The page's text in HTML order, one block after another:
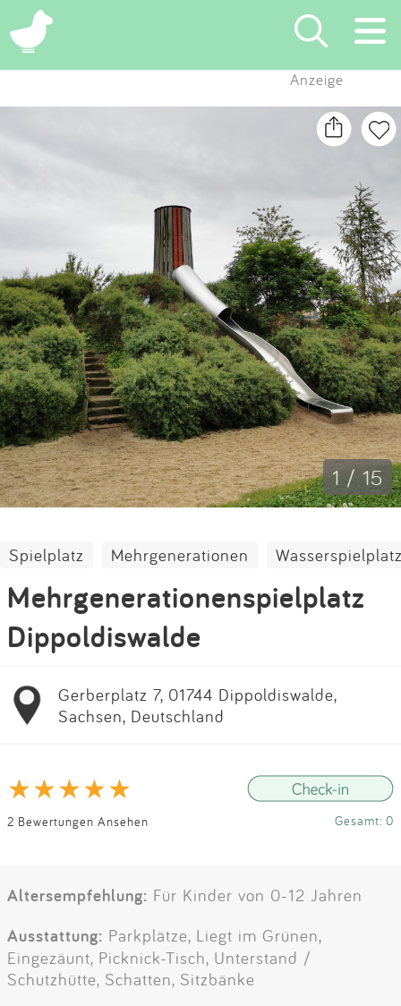
×
Suchen
App
Blog
Partner
Kontakt
Impressum
Anmelden
Anzeige
1 / 15
Spielplatz Mehrgenerationen
Mehrgenerationenspielplatz
Dippoldiswalde
Gerberplatz 7, 01744 Dippoldiswalde,
Sachsen, Deutschland
2 Bewertungen Ansehen Gesamt: 0
Altersempfehlung: Für Kinder von 0-12 Jahren
Ausstattung: Parkplätze, Liegt im Grünen,
Eingezäunt, Picknick-Tisch, Unterstand /
Schutzhütte, Schatten, Sitzbänke